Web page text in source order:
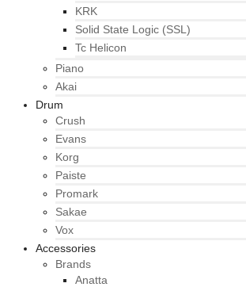
KRK
Solid State Logic (SSL)
Tc Helicon
Piano
Akai
Drum
Crush
Evans
Korg
Paiste
Promark
Sakae
Vox
Accessories
Brands
Anatta